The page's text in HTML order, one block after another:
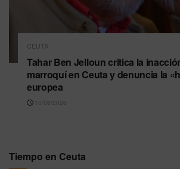
CEUTA
Tahar Ben Jelloun critica la
marroquí en Ceuta y denuncia la
europea
10/08/2026
Tiempo en Ceuta